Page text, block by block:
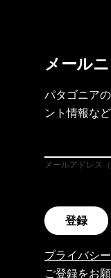
メール
パタゴニア
ント情報な
メールアドレス
登録
プライバシ
ご登録をお